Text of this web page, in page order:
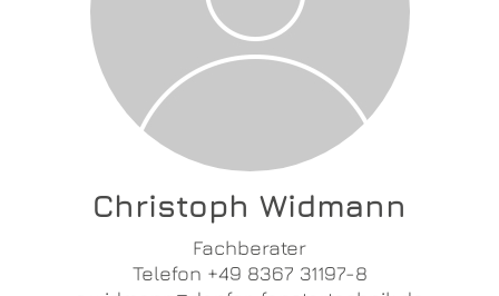
Christoph Widmann
Fachberater
Telefon +49 8367 31197-8